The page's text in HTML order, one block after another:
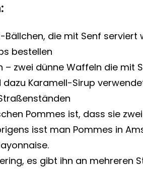
die mit Senf serviert
bestellen
zwei dünne Waffeln die mit
Karamell-Sirup
Pommes ist, dass sie
isst man Pommes in
es gibt ihn an mehreren